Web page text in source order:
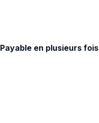
Payable en plusieurs fois